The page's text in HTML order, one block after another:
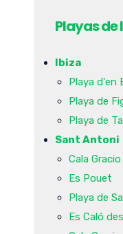
Playas de
Ibiza
Playa d'en
Playa de
Playa de
Sant Antoni
Cala Gracio
Es Pouet
Playa de
Es Caló